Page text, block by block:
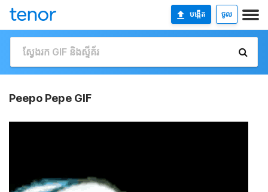
បង្កើត ចូល
Peepo Pepe GIF